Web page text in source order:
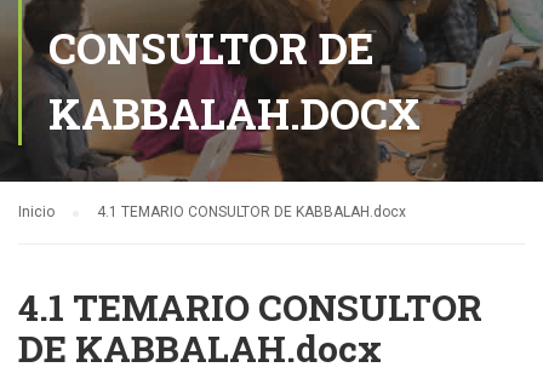
CONSULTOR DE
KABBALAH.DOCX
Inicio 4.1 TEMARIO CONSULTOR DE KABBALAH.docx
4.1 TEMARIO CONSULTOR
DE KABBALAH.docx